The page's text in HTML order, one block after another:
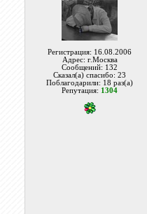
Регистрация: 16.08.2006
Адрес: г.Москва
Сообщений: 132
Сказал(а) спасибо: 23
Поблагодарили: 18 раз(а)
Репутация: 1304